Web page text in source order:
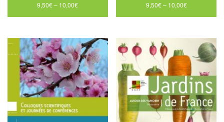
9,50€– 10,00€ 9,50€– 10,00€